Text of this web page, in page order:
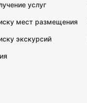
услуг
мест размещения
экскурсий